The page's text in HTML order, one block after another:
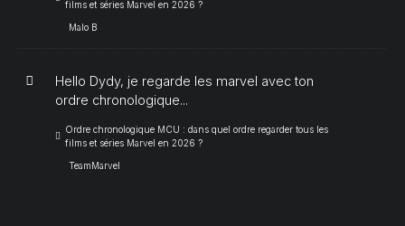
films et séries Marvel en 2026 ?
Malo B
Hello Dydy, je regarde les marvel avec ton
ordre chronologique...
Ordre chronologique MCU : dans quel ordre regarder tous les
films et séries Marvel en 2026 ?
TeamMarvel